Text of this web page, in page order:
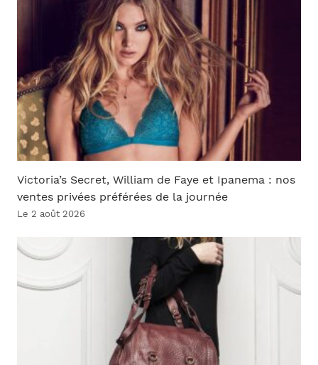
Victoria’s Secret, William de Faye et Ipanema : nos
ventes privées préférées de la journée
Le 2 août 2026